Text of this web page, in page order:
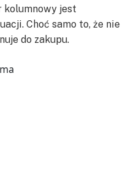
kolumnowy jest
Choć samo to, że nie
do zakupu.